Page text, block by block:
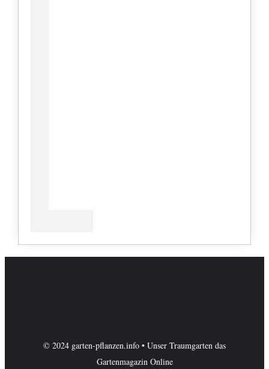
© 2024 garten-pflanzen.info • Unser Traumgarten das
Gartenmagazin Online